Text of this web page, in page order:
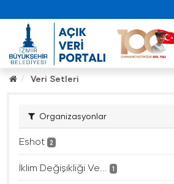
Veri Setleri
Organizasyonlar
Eshot 2
İklim Değişikliği Ve... 1